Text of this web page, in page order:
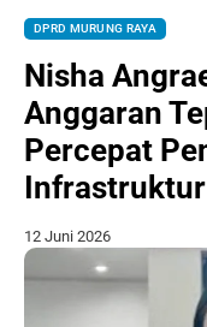
DPRD MURUNG RAYA
Nisha
Anggaran
Percepat
12 Juni 2026